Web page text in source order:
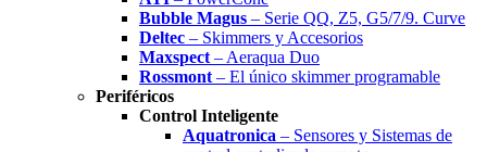
Bubble Magus – Serie QQ, Z5, G5/7/9. Curve
Deltec – Skimmers y Accesorios
Maxspect – Aeraqua Duo
Rossmont – El único skimmer programable
Periféricos
Control Inteligente
Aquatronica – Sensores y Sistemas de